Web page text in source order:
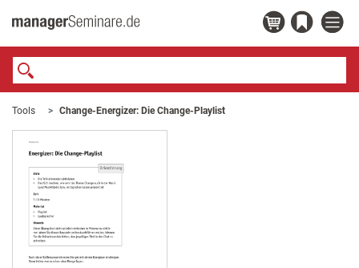
Tools Change-Energizer: Die Change-Playlist